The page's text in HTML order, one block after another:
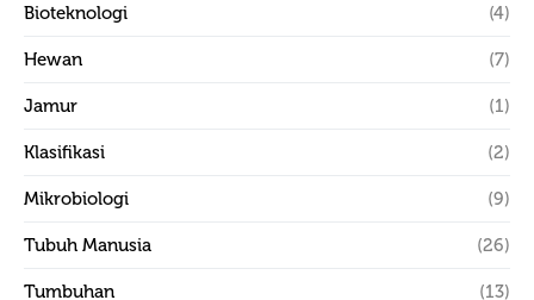
Bioteknologi (4)
Hewan (7)
Jamur (1)
Klasifikasi (2)
Mikrobiologi (9)
Tubuh Manusia (26)
Tumbuhan (13)